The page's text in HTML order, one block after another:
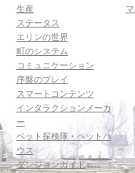
生産
ステータス
エリンの世界
町のシステム
コミュニケーション
序盤のプレイ
スマートコンテンツ
インタラクションメーカ
ー
ペット探検隊・ペットハ
ウス
ダンジョンガイド